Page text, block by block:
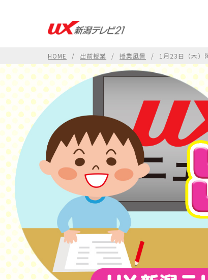
HOME 出前授業 授業風景 1月23日（木）